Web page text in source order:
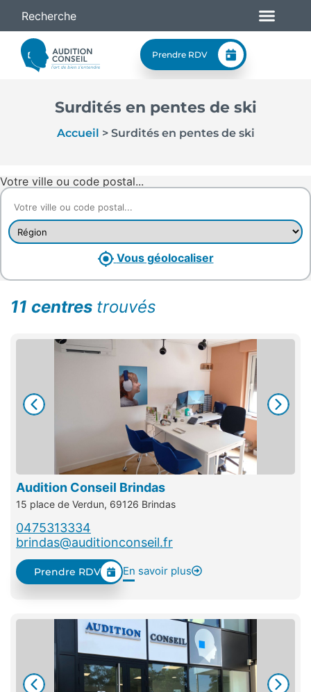
Prendre RDV
Surdités en pentes de ski
Accueil > Surdités en pentes de ski
Votre ville ou code postal...
Vous géolocaliser
11 centres trouvés
Audition Conseil Brindas
15 place de Verdun, 69126 Brindas
0475313334
brindas@auditionconseil.fr
Prendre RDV En savoir plus